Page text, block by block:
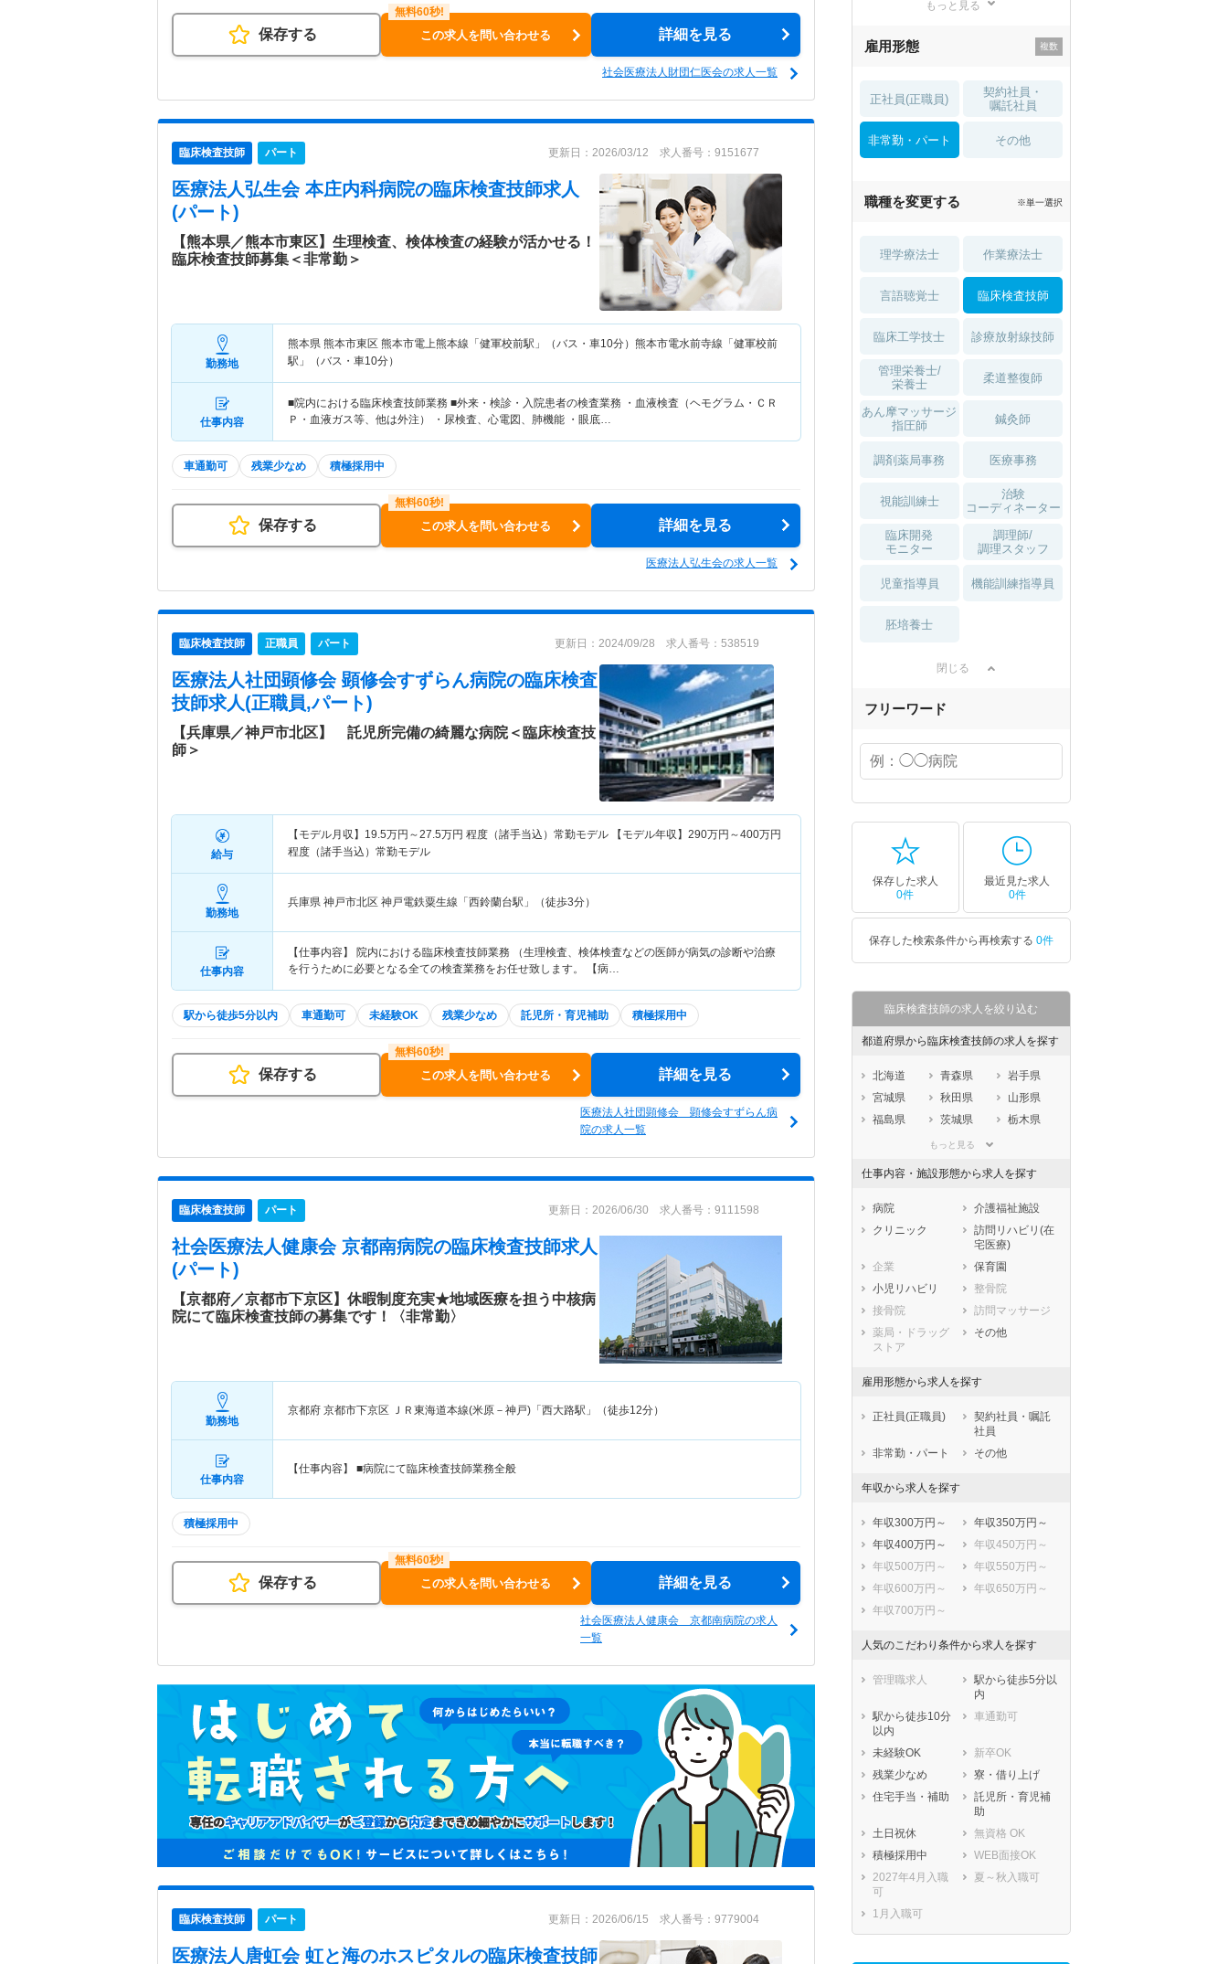
保存する この求人を問い合わせる 詳細を見る
社会医療法人財団仁医会の求人一覧
臨床検査技師 パート 更新日：2026/03/12 求人番号：9151677
医療法人弘生会 本庄内科病院の臨床検査技師求人
(パート)
【熊本県／熊本市東区】生理検査、検体検査の経験が活かせる！
臨床検査技師募集＜非常勤＞
勤務地
熊本県 熊本市東区 熊本市電上熊本線「健軍校前駅」（バス・車10分）熊本市電水前寺線「健軍校前
駅」（バス・車10分）
仕事内容
■院内における臨床検査技師業務 ■外来・検診・入院患者の検査業務 ・血液検査（ヘモグラム・ＣＲ
Ｐ・血液ガス等、他は外注） ・尿検査、心電図、肺機能 ・眼底…
車通勤可 残業少なめ 積極採用中
保存する この求人を問い合わせる 詳細を見る
医療法人弘生会の求人一覧
臨床検査技師 正職員 パート 更新日：2024/09/28 求人番号：538519
医療法人社団顕修会 顕修会すずらん病院の臨床検査
技師求人(正職員,パート)
【兵庫県／神戸市北区】 託児所完備の綺麗な病院＜臨床検査技
師＞
給与
【モデル月収】 19.5万円～27.5万円 程度（諸手当込）常勤モデル 【モデル年収】 290万円～400万円
程度（諸手当込）常勤モデル
勤務地
兵庫県 神戸市北区 神戸電鉄粟生線「西鈴蘭台駅」（徒歩3分）
仕事内容
【仕事内容】 院内における臨床検査技師業務 （生理検査、検体検査などの医師が病気の診断や治療
を行うために必要となる全ての検査業務をお任せ致します。 【病…
駅から徒歩5分以内 車通勤可 未経験OK 残業少なめ 託児所・育児補助 積極採用中
保存する この求人を問い合わせる 詳細を見る
医療法人社団顕修会 顕修会すずらん病
院の求人一覧
臨床検査技師 パート 更新日：2026/06/30 求人番号：9111598
社会医療法人健康会 京都南病院の臨床検査技師求人
(パート)
【京都府／京都市下京区】休暇制度充実★地域医療を担う中核病
院にて臨床検査技師の募集です！〈非常勤〉
勤務地
京都府 京都市下京区 ＪＲ東海道本線(米原－神戸)「西大路駅」（徒歩12分）
仕事内容
【仕事内容】 ■病院にて臨床検査技師業務全般
積極採用中
保存する この求人を問い合わせる 詳細を見る
社会医療法人健康会 京都南病院の求人
一覧
臨床検査技師 パート 更新日：2026/06/15 求人番号：9779004
医療法人唐虹会 虹と海のホスピタルの臨床検査技師
住宅手当・補助
土日祝休 無資格 OK
積極採用中 WEB面接OK
もっと見る
雇用形態
正社員(正職員)
契約社員・
嘱託社員
非常勤・パート その他
職種を変更する ※単一選択
理学療法士 作業療法士
言語聴覚士 臨床検査技師
臨床工学技士 診療放射線技師
管理栄養士/
栄養士
柔道整復師
あん摩マッサージ
指圧師
鍼灸師
調剤薬局事務 医療事務
視能訓練士
治験
コーディネーター
臨床開発
モニター
調理師/
調理スタッフ
児童指導員 機能訓練指導員
胚培養士
閉じる
フリーワード
保存した求人
0件
最近見た求人
0件
保存した検索条件から再検索する 0件
臨床検査技師の求人を絞り込む
都道府県から臨床検査技師の求人を探す
北海道 青森県
岩手県
宮城県
秋田県
山形県
福島県
茨城県
栃木県
埼玉県
石川県
福井県
岐阜県
静岡県
愛知県
三重県
大阪府
兵庫県
奈良県
鳥取県
島根県
広島県
山口県
徳島県
香川県
愛媛県
熊本県
大分県
もっと見る
仕事内容・施設形態から求人を探す
病院
介護福祉施設
クリニック
訪問リハビリ(在
宅医療)
企業
保育園
小児リハビリ
整骨院
接骨院
訪問マッサージ
薬局・ドラッグ
ストア
その他
雇用形態から求人を探す
正社員(正職員)
契約社員・嘱託
社員
非常勤・パート
その他
年収から求人を探す
年収300万円～
年収350万円～
年収400万円～
年収450万円～
年収500万円～
年収550万円～
年収600万円～
年収650万円～
年収700万円～
人気のこだわり条件から求人を探す
管理職求人
駅から徒歩5分以
内
駅から徒歩10分
以内
車通勤可
未経験OK
新卒OK
残業少なめ
寮・借り上げ
住宅手当・補助
託児所・育児補
助
土日祝休
無資格 OK
積極採用中
WEB面接OK
2027年4月入職
可
夏～秋入職可
1月入職可